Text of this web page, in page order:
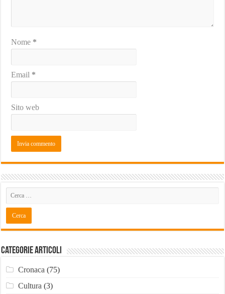
Nome *
Email *
Sito web
Categorie Articoli
Cronaca (75)
Cultura (3)